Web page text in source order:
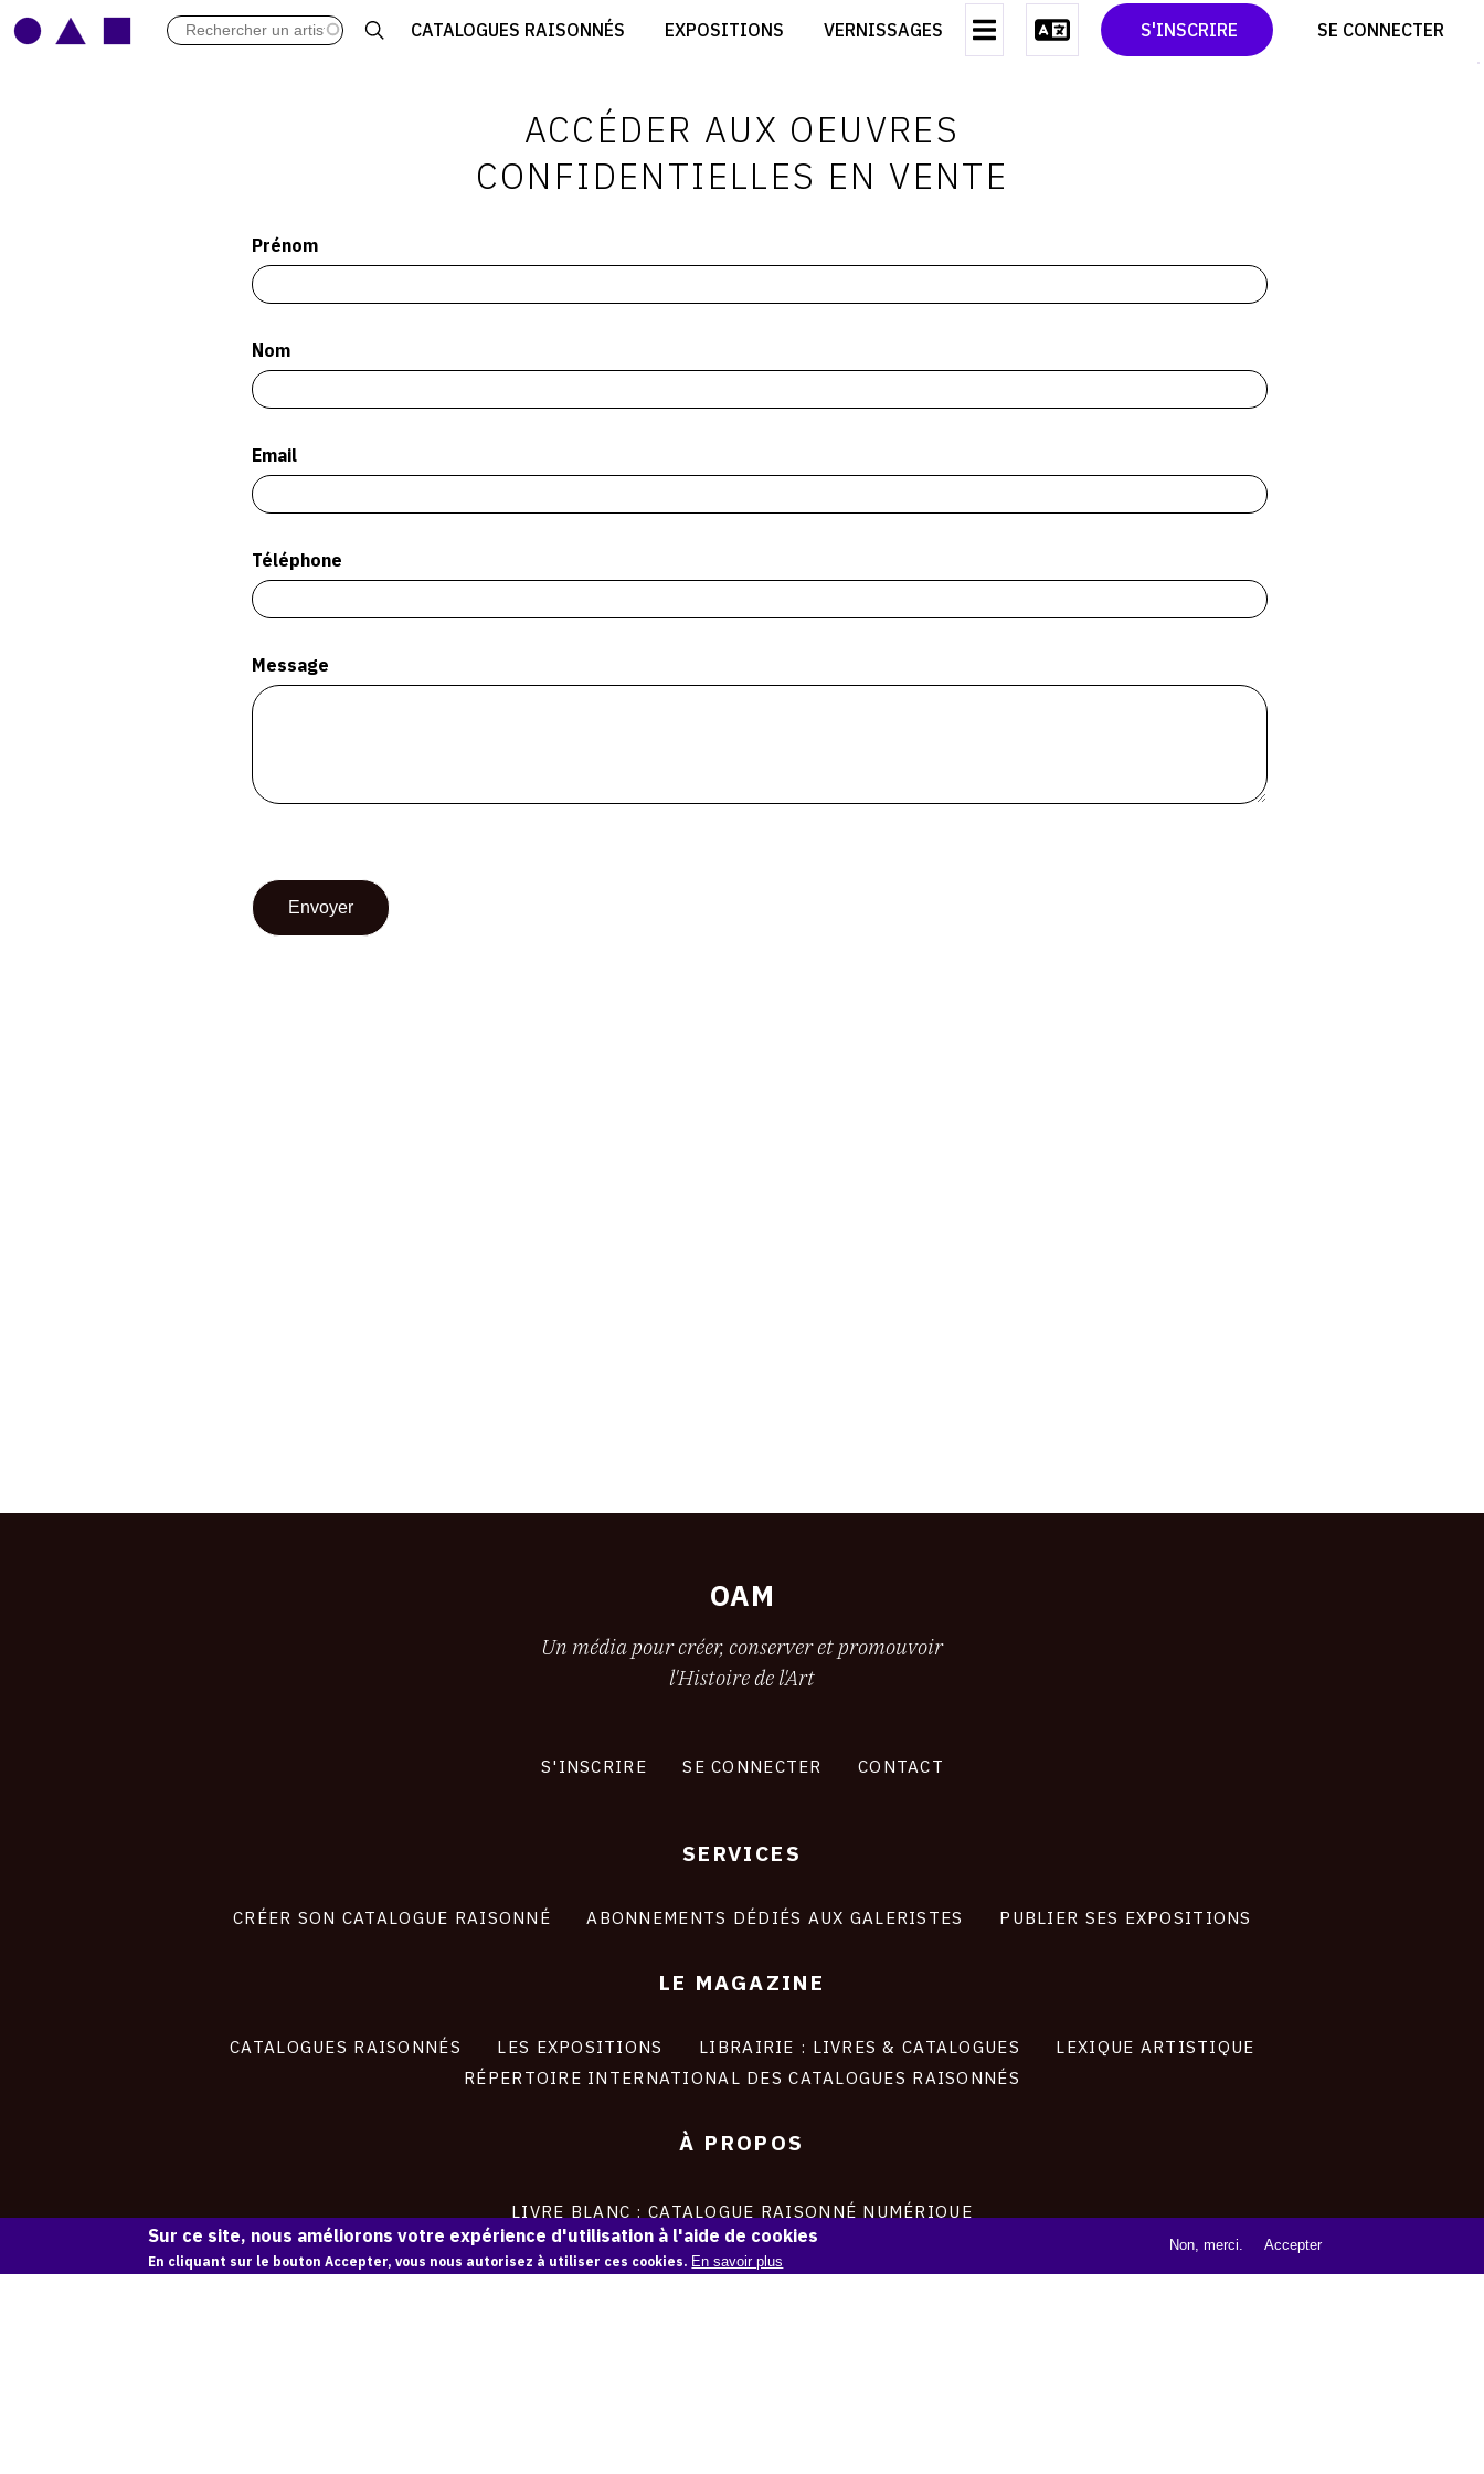
CATALOGUES RAISONNÉS EXPOSITIONS VERNISSAGES S'INSCRIRE SE CONNECTER
ARCHIVES DES EXPOSITIONS
CRÉER SON CATALOGUE D'EXPO
DEVENIR CONTRIBUTEUR
CONTACT
CGU
TWITTER
PINTEREST
ACCÉDER AUX OEUVRES
CONFIDENTIELLES EN VENTE
Prénom
Nom
Email
Téléphone
Message
OAM
Un média pour créer, conserver et promouvoir
l'Histoire de l'Art
S'INSCRIRE SE CONNECTER CONTACT
SERVICES
CRÉER SON CATALOGUE RAISONNÉ ABONNEMENTS DÉDIÉS AUX GALERISTES PUBLIER SES EXPOSITIONS
LE MAGAZINE
CATALOGUES RAISONNÉS LES EXPOSITIONS LIBRAIRIE : LIVRES & CATALOGUES
LEXIQUE ARTISTIQUE
RÉPERTOIRE INTERNATIONAL DES CATALOGUES RAISONNÉS
À PROPOS
LIVRE BLANC : CATALOGUE RAISONNÉ NUMÉRIQUE
À PROPOS D'OAM
L'ÉQUIPE OAM
Sur ce site, nous améliorons votre expérience d'utilisation à l'aide de cookies
En cliquant sur le bouton Accepter, vous nous autorisez à utiliser ces cookies. En savoir plus
Non, merci. Accepter